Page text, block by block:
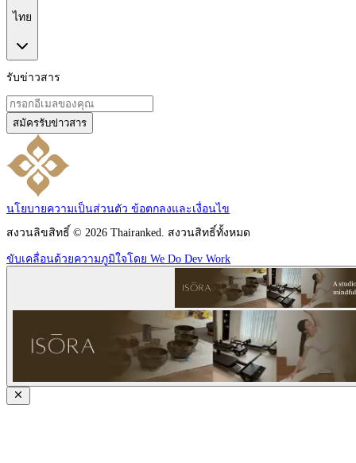
ไทย
รับข่าวสาร
สมัครรับข่าวสาร
นโยบายความเป็นส่วนตัว ข้อตกลงและเงื่อนไข
สงวนลิขสิทธิ์ © 2026 Thairanked. สงวนสิทธิ์ทั้งหมด
ขับเคลื่อนด้วยความภูมิใจโดย We Do Dev Work